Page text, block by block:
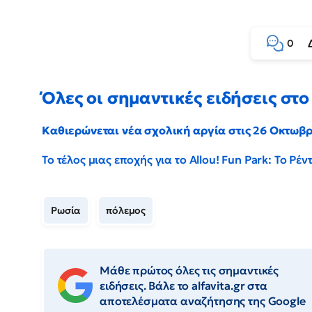
0
Όλες οι σημαντικές ειδήσεις
Καθιερώνεται νέα σχολική αργία στις 26
Το τέλος μιας εποχής για το Allou! Fun Park: Το
Ρωσία πόλεμος
Μάθε πρώτος όλες τις σημαντικές
ειδήσεις. Βάλε το alfavita.gr στα
αποτελέσματα αναζήτησης της Google